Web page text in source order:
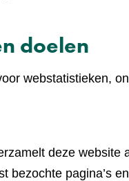
doelen
webstatistieken,
deze
bezochte pagina’s